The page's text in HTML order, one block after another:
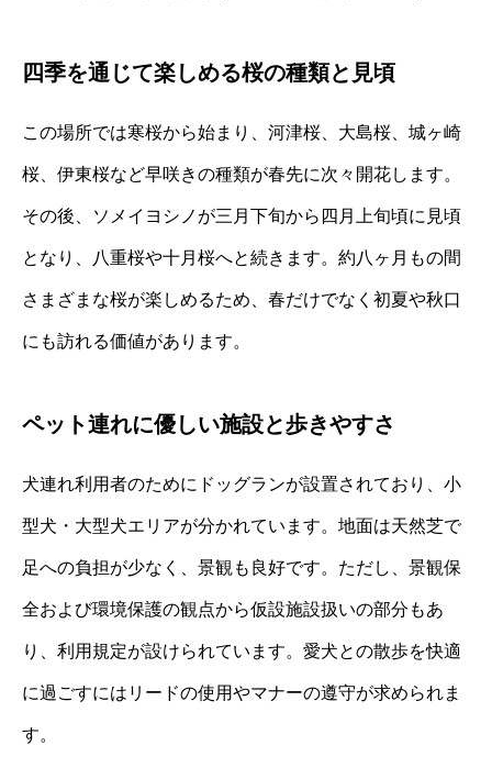
四季を通じて楽しめる桜の種類と見頃
この場所では寒桜から始まり、河津桜、大島桜、城ヶ崎
桜、伊東桜など早咲きの種類が春先に次々開花します。
その後、ソメイヨシノが三月下旬から四月上旬頃に見頃
となり、八重桜や十月桜へと続きます。約八ヶ月もの間
さまざまな桜が楽しめるため、春だけでなく初夏や秋口
にも訪れる価値があります。
ペット連れに優しい施設と歩きやすさ
犬連れ利用者のためにドッグランが設置されており、小
型犬・大型犬エリアが分かれています。地面は天然芝で
足への負担が少なく、景観も良好です。ただし、景観保
全および環境保護の観点から仮設施設扱いの部分もあ
り、利用規定が設けられています。愛犬との散歩を快適
に過ごすにはリードの使用やマナーの遵守が求められま
す。